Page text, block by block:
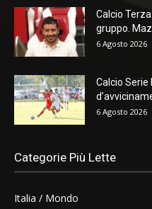
Calcio
gruppo.
6 Agosto 2026
Calcio
6 Agosto 2026
Categorie Più Lette
Italia / Mondo